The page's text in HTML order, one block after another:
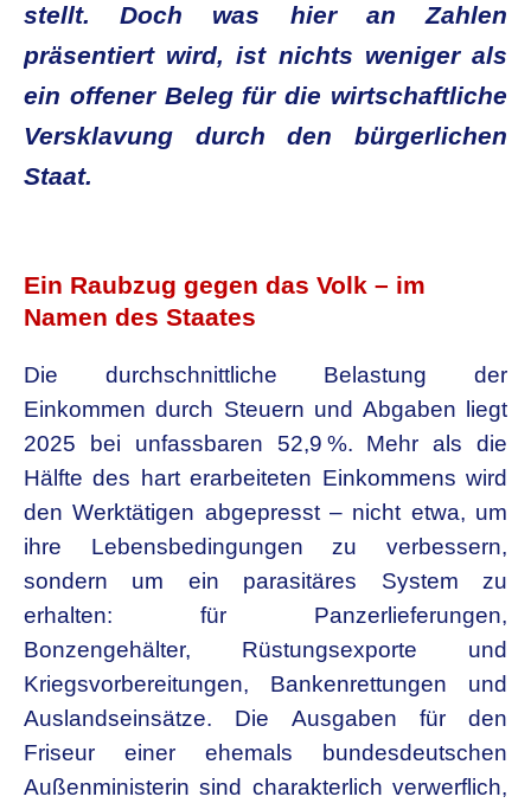
stellt. Doch was hier an Zahlen
präsentiert wird, ist nichts weniger als
ein offener Beleg für die wirtschaftliche
Versklavung durch den bürgerlichen
Staat.
Ein Raubzug gegen das Volk – im
Namen des Staates
Die durchschnittliche Belastung der
Einkommen durch Steuern und Abgaben liegt
2025 bei unfassbaren 52,9 %. Mehr als die
Hälfte des hart erarbeiteten Einkommens wird
den Werktätigen abgepresst – nicht etwa, um
ihre Lebensbedingungen zu verbessern,
sondern um ein parasitäres System zu
erhalten: für Panzerlieferungen,
Bonzengehälter, Rüstungsexporte und
Kriegsvorbereitungen, Bankenrettungen und
Auslandseinsätze. Die Ausgaben für den
Friseur einer ehemals bundesdeutschen
Außenministerin sind charakterlich verwerflich,